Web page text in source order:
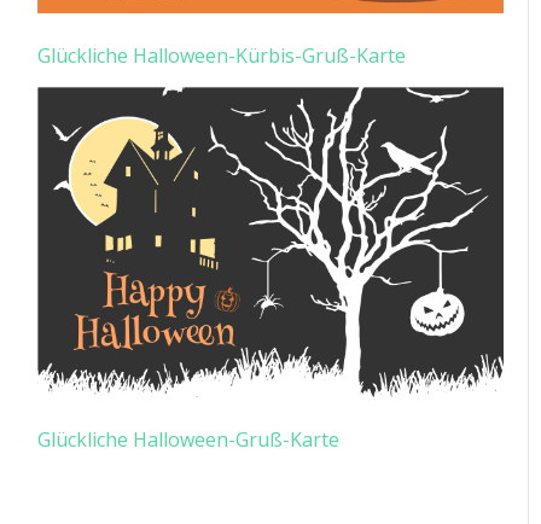
Glückliche Halloween-Kürbis-Gruß-Karte
Glückliche Halloween-Gruß-Karte